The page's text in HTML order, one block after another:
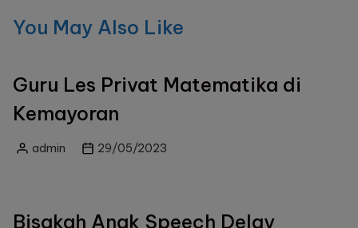
You May Also Like
Guru Les Privat Matematika di
Kemayoran
Postedadmin 29/05/2023
Bisakah Anak Speech Delay